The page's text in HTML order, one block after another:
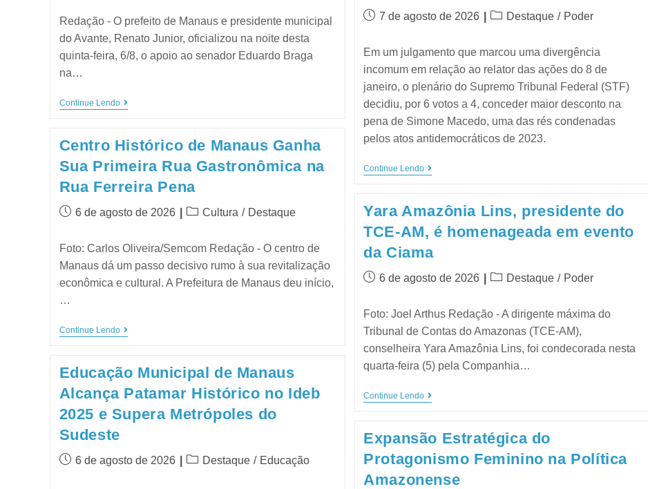
Redação - O prefeito de Manaus e presidente municipal
do Avante, Renato Junior, oficializou na noite desta
quinta-feira, 6/8, o apoio ao senador Eduardo Braga
na…
Continue Lendo
7 de agosto de 2026 Destaque / Poder
Em um julgamento que marcou uma divergência
incomum em relação ao relator das ações do 8 de
janeiro, o plenário do Supremo Tribunal Federal (STF)
decidiu, por 6 votos a 4, conceder maior desconto na
pena de Simone Macedo, uma das rés condenadas
pelos atos antidemocráticos de 2023.
Continue Lendo
Centro Histórico de Manaus Ganha
Sua Primeira Rua Gastronômica na
Rua Ferreira Pena
6 de agosto de 2026 Cultura / Destaque
Foto: Carlos Oliveira/Semcom Redação - O centro de
Manaus dá um passo decisivo rumo à sua revitalização
econômica e cultural. A Prefeitura de Manaus deu início,
…
Continue Lendo
Yara Amazônia Lins, presidente do
TCE-AM, é homenageada em evento
da Ciama
6 de agosto de 2026 Destaque / Poder
Foto: Joel Arthus Redação - A dirigente máxima do
Tribunal de Contas do Amazonas (TCE-AM),
conselheira Yara Amazônia Lins, foi condecorada nesta
quarta-feira (5) pela Companhia…
Continue Lendo
Educação Municipal de Manaus
Alcança Patamar Histórico no Ideb
2025 e Supera Metrópoles do
Sudeste
6 de agosto de 2026 Destaque / Educação
Expansão Estratégica do
Protagonismo Feminino na Política
Amazonense